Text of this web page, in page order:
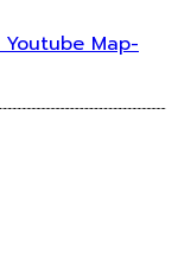
Youtube Map-